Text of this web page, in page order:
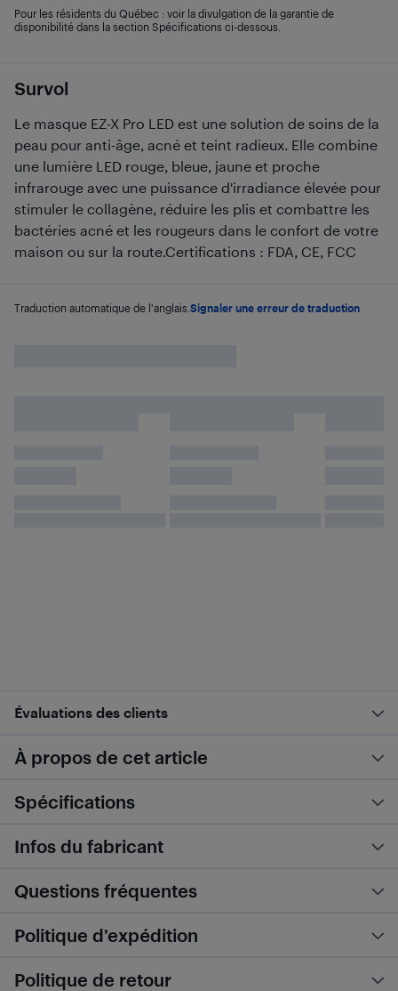
Survol
Le masque EZ-X Pro LED est une solution de soins de la
peau pour anti-âge, acné et teint radieux. Elle combine
une lumière LED rouge, bleue, jaune et proche
infrarouge avec une puissance d'irradiance élevée pour
stimuler le collagène, réduire les plis et combattre les
bactéries acné et les rougeurs dans le confort de votre
maison ou sur la route.Certifications : FDA, CE, FCC
Traduction automatique de l'anglais. Signaler une erreur de traduction
Pour les résidents du Québec : voir la divulgation de la garantie de
disponibilité dans la section Spécifications ci-dessous.
Évaluations des clients
À propos de cet article
Spécifications
Infos du fabricant
Questions fréquentes
Politique d’expédition
Politique de retour